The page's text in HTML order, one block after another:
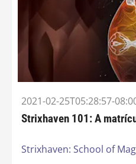
2021-02-25T05:28:57-
Strixhaven 101: A
Strixhaven: School of